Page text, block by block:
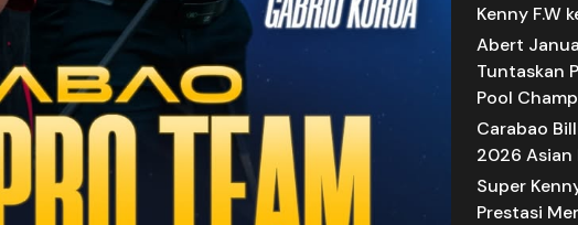
Kenny F.W
Abert
Tuntaskan
Pool
Carabao
2026 Asian
Super
Prestasi